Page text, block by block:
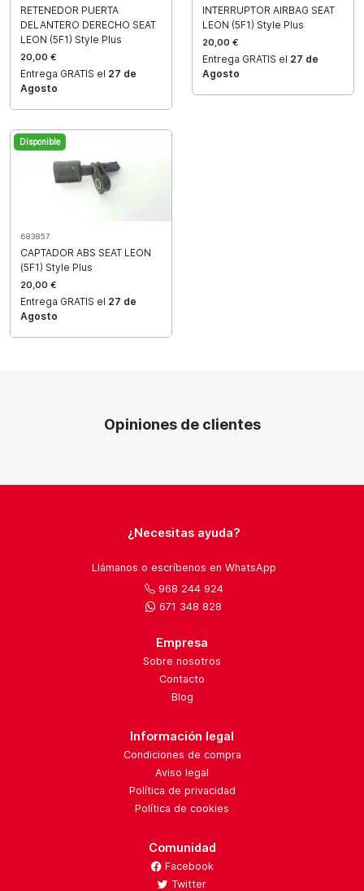
RETENEDOR PUERTA
DELANTERO DERECHO SEAT
LEON (5F1) Style Plus
20,00 €
Entrega GRATIS el 27 de
Agosto
INTERRUPTOR AIRBAG SEAT
LEON (5F1) Style Plus
20,00 €
Entrega GRATIS el 27 de
Agosto
Disponible
683857
CAPTADOR ABS SEAT LEON
(5F1) Style Plus
20,00 €
Entrega GRATIS el 27 de
Agosto
Opiniones de clientes
¿Necesitas ayuda?
Llámanos o escríbenos en WhatsApp
968 244 924
671 348 828
Empresa
Sobre nosotros
Contacto
Blog
Información legal
Condiciones de compra
Aviso legal
Política de privacidad
Política de cookies
Comunidad
Facebook
Twitter